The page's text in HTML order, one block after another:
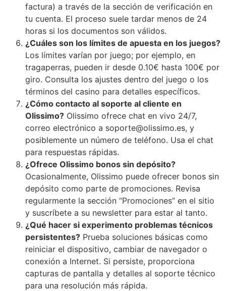
factura) a través de la sección de verificación en
tu cuenta. El proceso suele tardar menos de 24
horas si los documentos son válidos.
¿Cuáles son los límites de apuesta en los juegos?
Los límites varían por juego; por ejemplo, en
tragaperras, pueden ir desde 0.10€ hasta 100€ por
giro. Consulta los ajustes dentro del juego o los
términos del casino para detalles específicos.
¿Cómo contacto al soporte al cliente en
Olissimo? Olissimo ofrece chat en vivo 24/7,
correo electrónico a soporte@olissimo.es, y
posiblemente un número de teléfono. Usa el chat
para respuestas rápidas.
¿Ofrece Olissimo bonos sin depósito?
Ocasionalmente, Olissimo puede ofrecer bonos sin
depósito como parte de promociones. Revisa
regularmente la sección “Promociones” en el sitio
y suscríbete a su newsletter para estar al tanto.
¿Qué hacer si experimento problemas técnicos
persistentes? Prueba soluciones básicas como
reiniciar el dispositivo, cambiar de navegador o
conexión a Internet. Si persiste, proporciona
capturas de pantalla y detalles al soporte técnico
para una resolución más rápida.